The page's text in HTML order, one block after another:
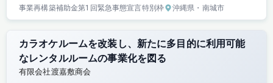
事業再構築補助金第1回緊急事態宣言特別枠 沖縄県 ・南城市
カラオケルームを改装し、新たに多目的に利用可能
なレンタルルームの事業化を図る
有限会社渡嘉敷商会